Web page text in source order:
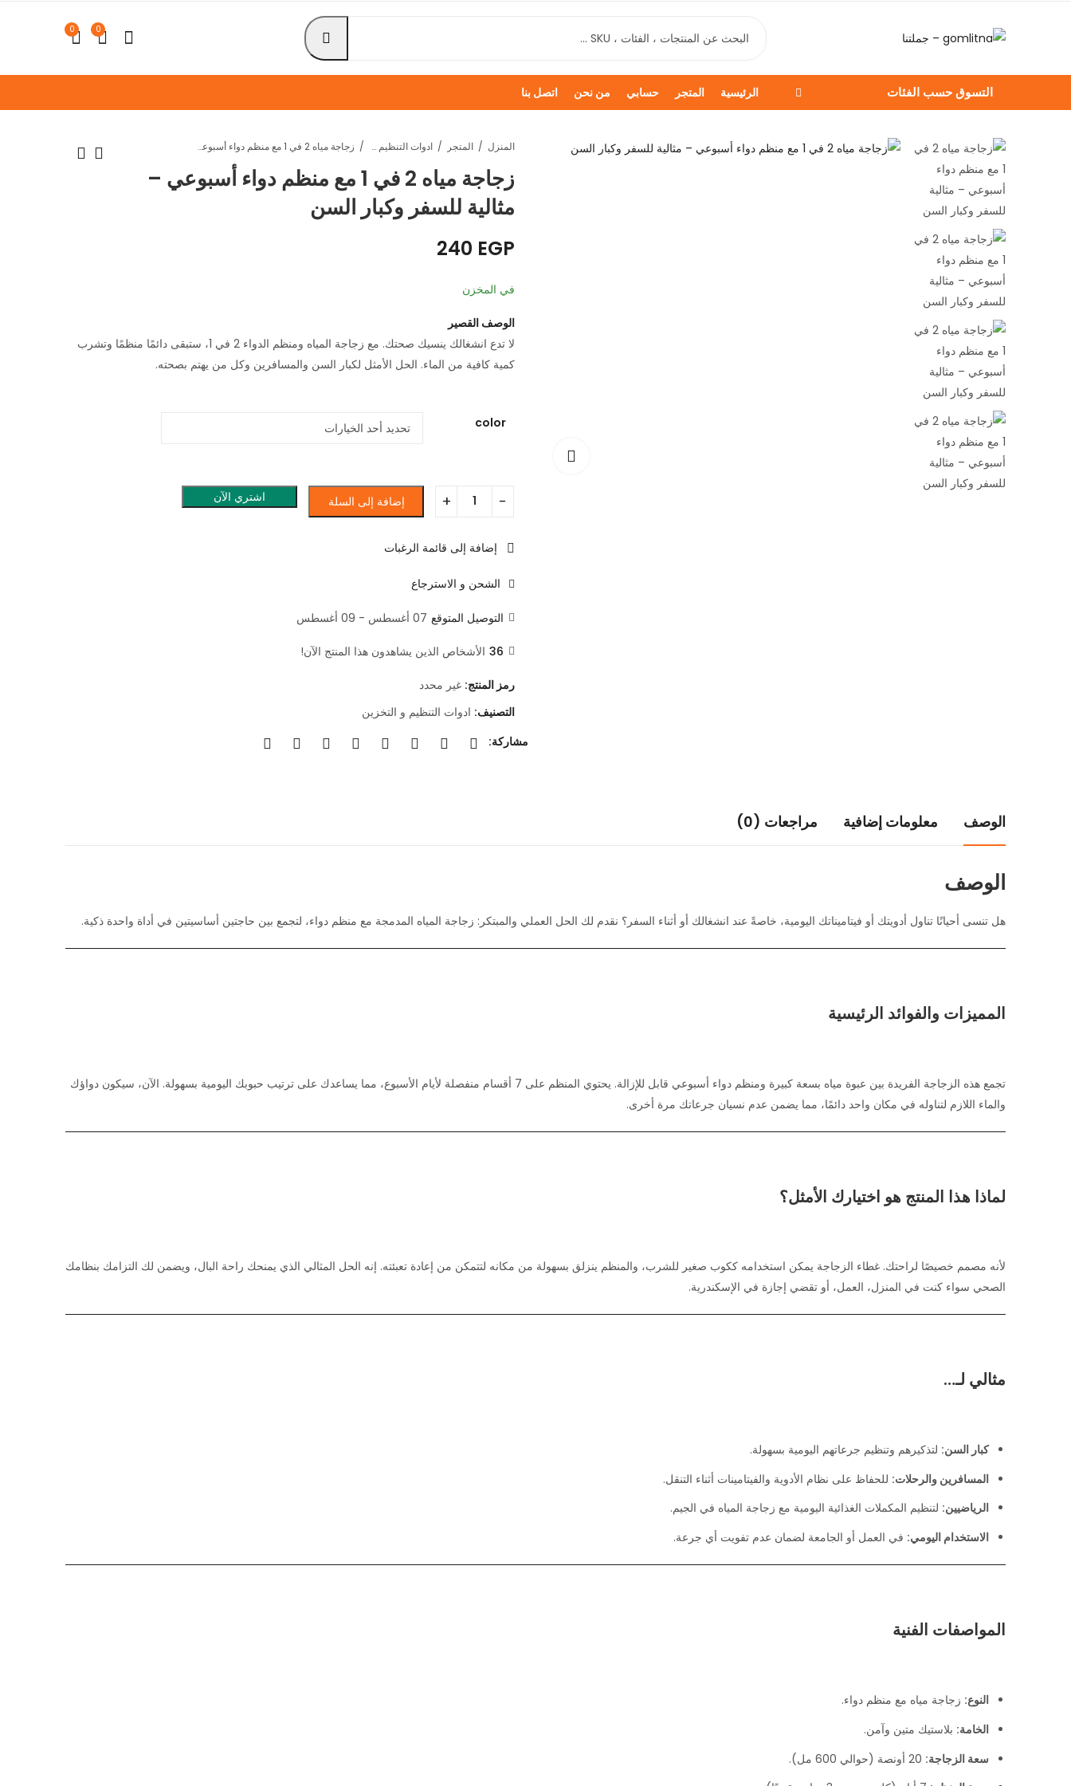
0
0
التسوق حسب الفئات الرئيسية المتجر حسابي من نحن اتصل بنا
المنزل المتجر ادوات التنظيم و التخزين زجاجة مياه 2 في 1 مع منظم دواء أسبوعي – مثالية للسفر وكبار السن
زجاجة مياه 2 في 1 مع منظم دواء أسبوعي –
مثالية للسفر وكبار السن
240 EGP
في المخزن
الوصف القصير
لا تدع انشغالك ينسيك صحتك. مع زجاجة المياه ومنظم الدواء 2 في 1، ستبقى دائمًا منظمًا وتشرب
كمية كافية من الماء. الحل الأمثل لكبار السن والمسافرين وكل من يهتم بصحته.
color
إضافة إلى السلة اشتري الآن
إضافة إلى قائمة الرغبات
الشحن و الاسترجاع
التوصيل المتوقع 07 أغسطس - 09 أغسطس
36 الأشخاص الذين يشاهدون هذا المنتج الآن!
رمز المنتج: غير محدد
التصنيف: ادوات التنظيم و التخزين
الوصف معلومات إضافية مراجعات (0)
الوصف
هل تنسى أحيانًا تناول أدويتك أو فيتاميناتك اليومية، خاصةً عند انشغالك أو أثناء السفر؟ نقدم لك الحل العملي والمبتكر: زجاجة المياه المدمجة مع منظم دواء، لتجمع بين حاجتين أساسيتين في أداة واحدة ذكية.
المميزات والفوائد الرئيسية
تجمع هذه الزجاجة الفريدة بين عبوة مياه بسعة كبيرة ومنظم دواء أسبوعي قابل للإزالة. يحتوي المنظم على 7 أقسام منفصلة لأيام الأسبوع، مما يساعدك على ترتيب حبوبك اليومية بسهولة. الآن، سيكون دواؤك
والماء اللازم لتناوله في مكان واحد دائمًا، مما يضمن عدم نسيان جرعاتك مرة أخرى.
لماذا هذا المنتج هو اختيارك الأمثل؟
لأنه مصمم خصيصًا لراحتك. غطاء الزجاجة يمكن استخدامه ككوب صغير للشرب، والمنظم ينزلق بسهولة من مكانه لتتمكن من إعادة تعبئته. إنه الحل المثالي الذي يمنحك راحة البال، ويضمن لك التزامك بنظامك
الصحي سواء كنت في المنزل، العمل، أو تقضي إجازة في الإسكندرية.
مثالي لـ…
كبار السن: لتذكيرهم وتنظيم جرعاتهم اليومية بسهولة.
المسافرين والرحلات: للحفاظ على نظام الأدوية والفيتامينات أثناء التنقل.
الرياضيين: لتنظيم المكملات الغذائية اليومية مع زجاجة المياه في الجيم.
الاستخدام اليومي: في العمل أو الجامعة لضمان عدم تفويت أي جرعة.
المواصفات الفنية
النوع: زجاجة مياه مع منظم دواء.
الخامة: بلاستيك متين وآمن.
سعة الزجاجة: